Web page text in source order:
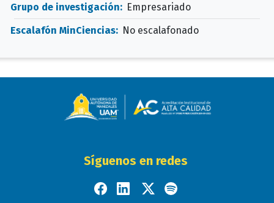
Grupo de investigación: Empresariado
Escalafón MinCiencias: No escalafonado
Síguenos en redes